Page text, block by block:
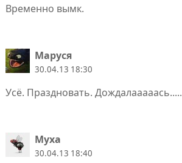
Временно вымк.
Маруся
30.04.13 18:30
Усё. Праздновать. Дождалааааась.....
Муха
30.04.13 18:40